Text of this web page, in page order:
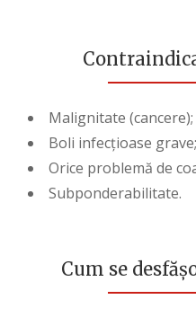
Malignitate (cancere);
Boli infecțioase grave;
Orice problemă de
Subponderabilitate.
Cum se